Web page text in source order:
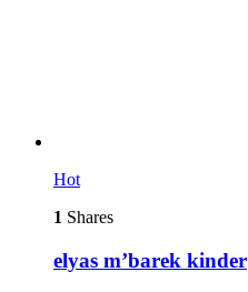
Hot
1 Shares
elyas m’barek kinder